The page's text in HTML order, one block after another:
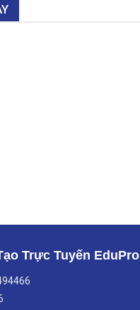
Trực Tuyến EduPro